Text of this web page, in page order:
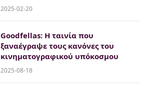
2025-02-20
Goodfellas: H ταινία που
ξαναέγραψε τους κανόνες του
κινηματογραφικού υπόκοσμου
2025-08-18